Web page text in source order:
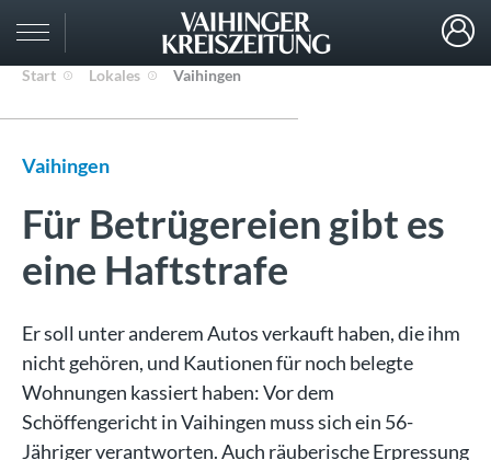
Start Lokales Vaihingen
Vaihingen
Für Betrügereien gibt es
eine Haftstrafe
Er soll unter anderem Autos verkauft haben, die ihm
nicht gehören, und Kautionen für noch belegte
Wohnungen kassiert haben: Vor dem
Schöffengericht in Vaihingen muss sich ein 56-
Jähriger verantworten. Auch räuberische Erpressung